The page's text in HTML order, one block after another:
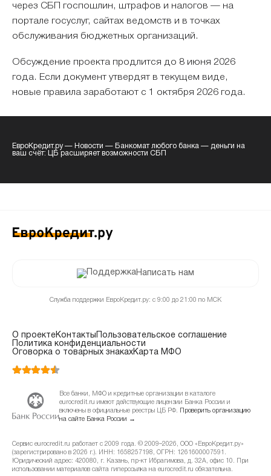
через СБП госпошлин, штрафов и налогов — на
портале госуслуг, сайтах ведомств и в точках
обслуживания бюджетных организаций.
Обсуждение проекта продлится до 8 июня 2026
года. Если документ утвердят в текущем виде,
новые правила заработают с 1 октября 2026 года.
ЕвроКредит.ру— Новости — Банкомат любого банка — деньги на
ваш счёт: ЦБ расширяет возможности СБП
Написать нам
Служба поддержки ЕвроКредит.ру: с 9:00 до 21:00 по МСК
О проектеКонтакты
Пользовательское соглашение
Политика конфиденциальности
Оговорка о товарных знакахКарта МФО
Все банки, МФО и кредитные организации в каталоге
eurocredit.ru имеют действующие лицензии Банка России и
включены в официальные реестры ЦБ РФ.
Проверить организацию
на сайте Банка России →
Сервис eurocredit.ru работает с 2009 года. © 2009–2026, ООО «ЕвроКредит.ру»
(зарегистрировано в 2026 г.). ИНН: 1658257198, ОГРН: 1261600007591.
Юридический адрес: 420080, г. Казань, пр-кт Ибрагимова, д. 32А, офис 10. При
использовании материалов сайта гиперссылка на eurocredit.ru обязательна.